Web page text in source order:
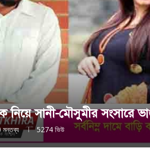
নিয়ে সানী-মৌসুমীর সংসারে
মন্তব্য 5274 ভিউ